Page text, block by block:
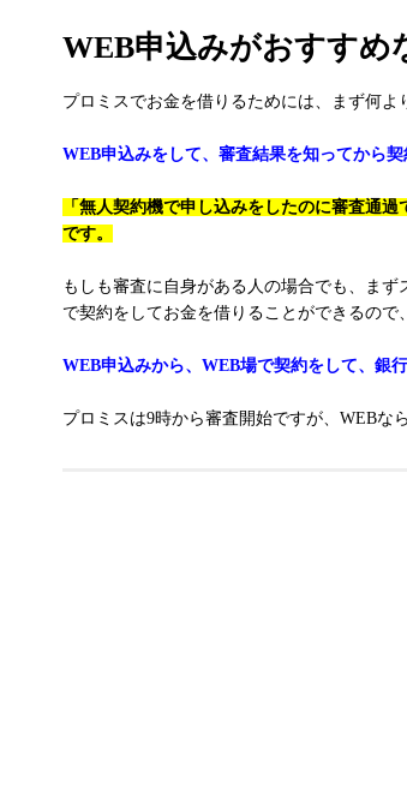
WEB申込みがおすすめ
プロミスでお金を借りるためには、まず何
WEB申込みをして、審査結果を知ってから
「無人契約機で申し込みをしたのに審査通
です。
もしも審査に自身がある人の場合でも、ま
で契約をしてお金を借りることができるので
WEB申込みから、WEB場で契約をして、銀
プロミスは9時から審査開始ですが、WEBな